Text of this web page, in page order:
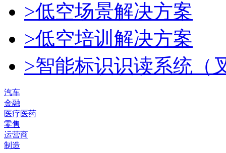
>低空场景解决方案
>低空培训解决方案
>智能标识识读系统（
汽车
金融
医疗医药
零售
运营商
制造